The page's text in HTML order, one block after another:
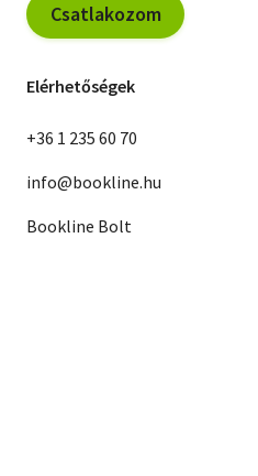
Csatlakozom
Elérhetőségek
+36 1 235 60 70
info@bookline.hu
Bookline Bolt